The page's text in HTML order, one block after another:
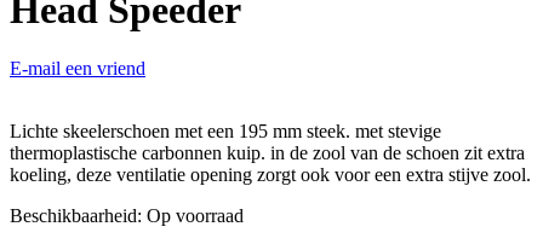
Head Speeder
E-mail een vriend
Lichte skeelerschoen met een 195 mm steek. met stevige
thermoplastische carbonnen kuip. in de zool van de schoen zit extra
koeling, deze ventilatie opening zorgt ook voor een extra stijve zool.
Beschikbaarheid: Op voorraad